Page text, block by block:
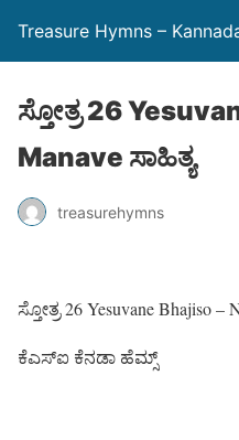
Treasure Hymns –
ಸ್ತೋತ್ರ 26
Manave ಸಾಹಿತ್ಯ
treasurehymns
ಸ್ತೋತ್ರ 26 Yesuvane Bhajiso –
ಕೆಎಸ್ಐ ಕೆನಡಾ ಹೆಮ್ಸ್